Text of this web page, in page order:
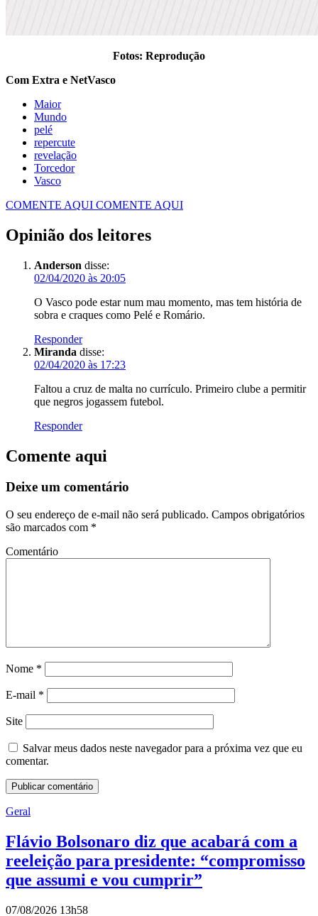
Fotos: Reprodução
Com Extra e NetVasco
Maior
Mundo
pelé
repercute
revelação
Torcedor
Vasco
COMENTE AQUI COMENTE AQUI
Opinião dos leitores
Anderson disse:
02/04/2020 às 20:05
O Vasco pode estar num mau momento, mas tem história de
sobra e craques como Pelé e Romário.
Responder
Miranda disse:
02/04/2020 às 17:23
Faltou a cruz de malta no currículo. Primeiro clube a permitir
que negros jogassem futebol.
Responder
Comente aqui
Deixe um comentário
O seu endereço de e-mail não será publicado. Campos obrigatórios
são marcados com *
Comentário
Nome *
E-mail *
Site
Salvar meus dados neste navegador para a próxima vez que eu
comentar.
Geral
Flávio Bolsonaro diz que acabará com a
reeleição para presidente: “compromisso
que assumi e vou cumprir”
07/08/2026 13h58